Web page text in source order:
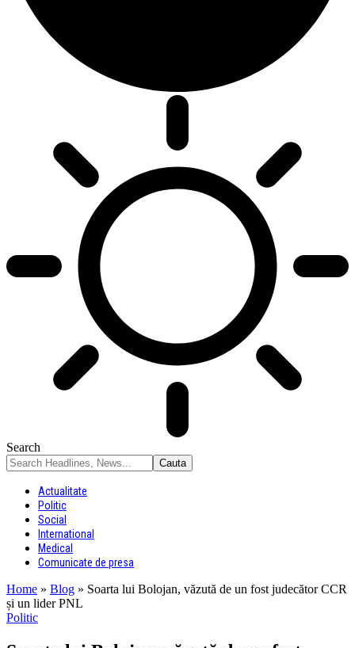
Search
Actualitate
Politic
Social
International
Medical
Comunicate de presa
Home » Blog » Soarta lui Bolojan, văzută de un fost judecător CCR
și un lider PNL
Politic